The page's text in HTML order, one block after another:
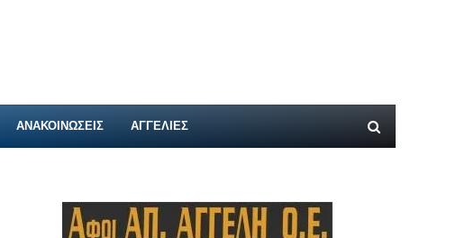
ΑΝΑΚΟΙΝΩΣΕΙΣ ΑΓΓΕΛΊΕΣ